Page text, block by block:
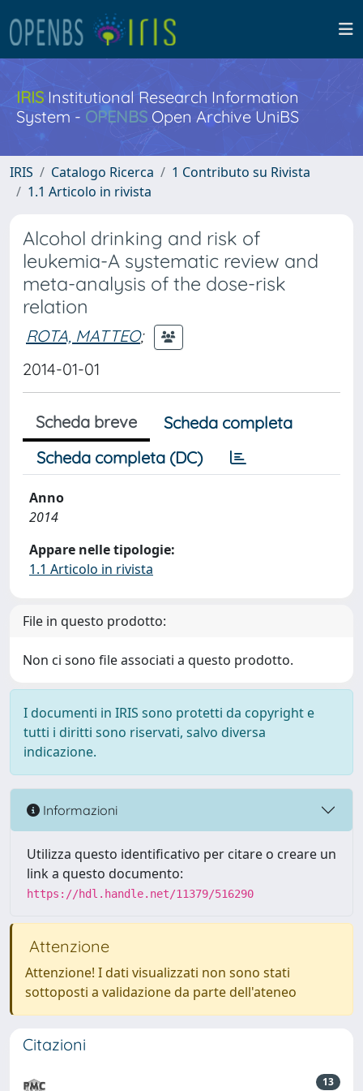
IRISInstitutional Research Information
System - OPENBS Open Archive UniBS
IRIS Catalogo Ricerca
1 Contributo su Rivista
1.1 Articolo in rivista
Alcohol drinking and risk of
leukemia-A systematic review and
meta-analysis of the dose-risk
relation
ROTA, MATTEO;
2014-01-01
Scheda breve
Scheda completa
Scheda completa (DC)
Anno
2014
Appare nelle tipologie:
1.1 Articolo in rivista
File in questo prodotto:
Non ci sono file associati a questo prodotto.
I documenti in IRIS sono protetti da copyright e
tutti i diritti sono riservati, salvo diversa
indicazione.
Informazioni
Utilizza questo identificativo per citare o creare un
link a questo documento:
https://hdl.handle.net/11379/516290
Attenzione
Attenzione! I dati visualizzati non sono stati
sottoposti a validazione da parte dell'ateneo
Citazioni
13